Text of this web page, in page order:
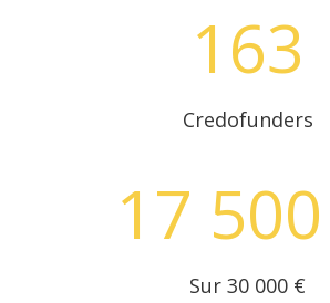
163
Credofunders
17
Sur 30 000 €